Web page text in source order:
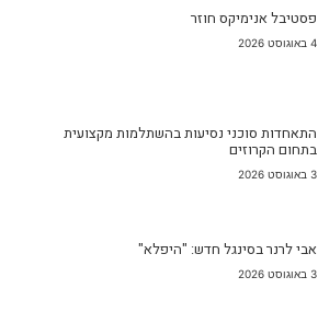
פסטיבל אנימיקס חוזר
4 באוגוסט 2026
התאחדות סוכני נסיעות בהשתלמות מקצועית
בתחום הקרוזים
3 באוגוסט 2026
אבי לרנר בסינגל חדש: "היפלא"
3 באוגוסט 2026